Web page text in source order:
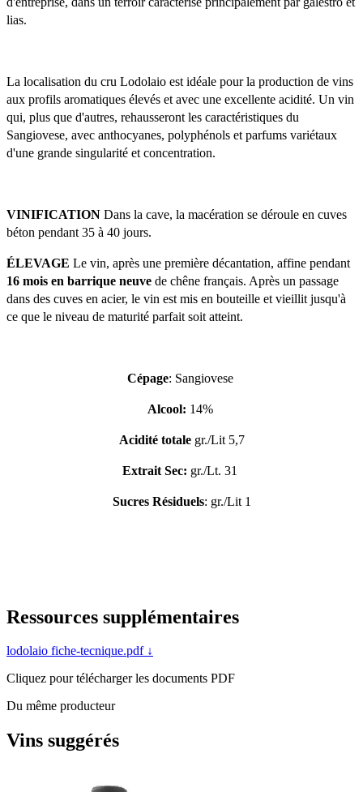
lias.
La localisation du cru Lodolaio est idéale pour la production de vins
aux profils aromatiques élevés et avec une excellente acidité. Un vin
qui, plus que d'autres, rehausseront les caractéristiques du
Sangiovese, avec anthocyanes, polyphénols et parfums variétaux
d'une grande singularité et concentration.
VINIFICATION Dans la cave, la macération se déroule en cuves
béton pendant 35 à 40 jours.
ÉLEVAGE
16 mois en barrique neuve de chêne français. Après un passage
dans des cuves en acier, le vin est mis en bouteille et vieillit jusqu'à
ce que le niveau de maturité parfait soit atteint.
Cépage: Sangiovese
Alcool: 14%
Acidité totale gr./Lit 5,7
Extrait Sec: gr./Lt. 31
Sucres Résiduels: gr./Lit 1
Ressources supplémentaires
lodolaio fiche-tecnique.pdf ↓
Cliquez pour télécharger les documents PDF
Du même producteur
Vins suggérés